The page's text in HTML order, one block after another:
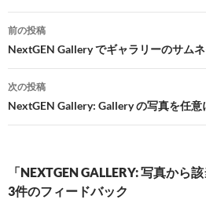
投
稿
ナ
ビ
ー
シ
前の投稿
NextGEN Gallery でギャラリーのサム
次の投稿
NextGEN Gallery: Gallery の写真を任意
「NEXTGEN GALLERY: 写真から
3件のフィードバック